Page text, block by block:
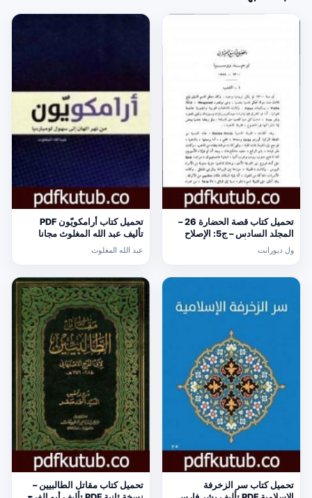
تحميل كتاب قصة الحضارة 26 –
المجلد السادس – ج5: الإصلاح
مجانا [كامل]
ول ديورانت
تحميل كتاب أرامكويّون PDF
تأليف عبد الله المغلوث مجانا
[كامل]
عبد الله المغلوث
تحميل كتاب سر الزخرفة
تحميل كتاب مقاتل الطالبيين –